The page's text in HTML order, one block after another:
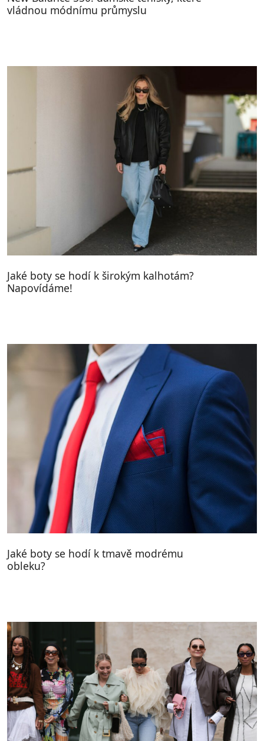
vládnou módnímu průmyslu
Jaké boty se hodí k širokým kalhotám?
Napovídáme!
Jaké boty se hodí k tmavě modrému
obleku?